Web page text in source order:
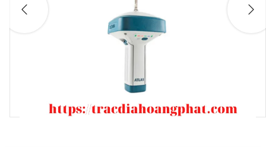
60 độ mọi mặt. Việc khởi tạo
nghiêng giờ đây với máy